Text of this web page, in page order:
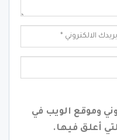
وموقع الويب في
أعلق فيها.